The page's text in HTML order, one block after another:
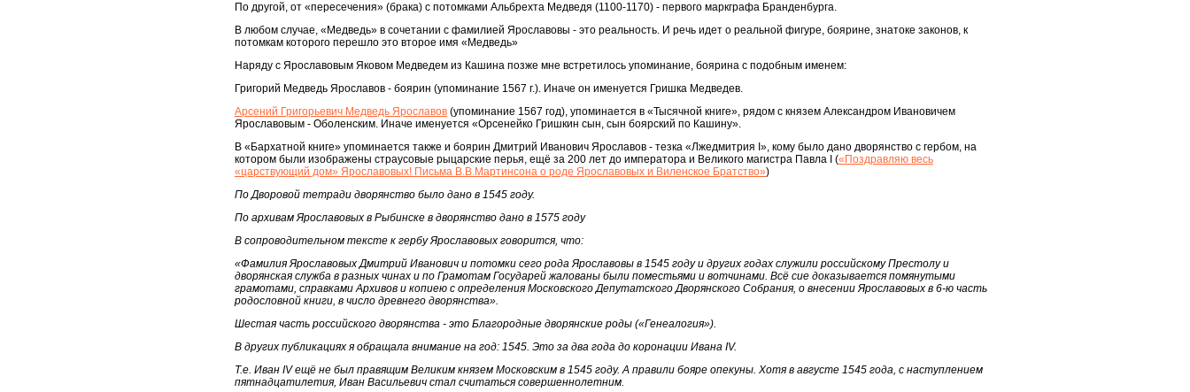
По другой, от «пересечения» (брака) с потомками Альбрехта Медведя (1100-1170) - первого маркграфа Бранденбурга.
В любом случае, «Медведь» в сочетании с фамилией Ярославовы - это реальность. И речь идет о реальной фигуре, боярине, знатоке законов, к
потомкам которого перешло это второе имя «Медведь»
Наряду с Ярославовым Яковом Медведем из Кашина позже мне встретилось упоминание, боярина с подобным именем:
Григорий Медведь Ярославов - боярин (упоминание 1567 г.). Иначе он именуется Гришка Медведев.
Арсений Григорьевич Медведь Ярославов (упоминание 1567 год), упоминается в «Тысячной книге», рядом с князем Александром Ивановичем
Ярославовым - Оболенским. Иначе именуется «Орсенейко Гришкин сын, сын боярский по Кашину».
В «Бархатной книге» упоминается также и боярин Дмитрий Иванович Ярославов - тезка «Лжедмитрия I», кому было дано дворянство с гербом, на
котором были изображены страусовые рыцарские перья, ещё за 200 лет до императора и Великого магистра Павла I («Поздравляю весь
«царствующий дом» Ярославовых! Письма В.В.Мартинсона о роде Ярославовых и Виленское Братство»)
По Дворовой тетради дворянство было дано в 1545 году.
По архивам Ярославовых в Рыбинске в дворянство дано в 1575 году
В сопроводительном тексте к гербу Ярославовых говорится, что:
«Фамилия Ярославовых Дмитрий Иванович и потомки сего рода Ярославовы в 1545 году и других годах служили российскому Престолу и
дворянская служба в разных чинах и по Грамотам Государей жалованы были поместьями и вотчинами. Всё сие доказывается помянутыми
грамотами, справками Архивов и копиею с определения Московского Депутатского Дворянского Собрания, о внесении Ярославовых в 6-ю часть
родословной книги, в число древнего дворянства».
Шестая часть российского дворянства - это Благородные дворянские роды («Генеалогия»).
В других публикациях я обращала внимание на год: 1545. Это за два года до коронации Ивана IV.
Т.е. Иван IV ещё не был правящим Великим князем Московским в 1545 году. А правили бояре опекуны. Хотя в августе 1545 года, с наступлением
пятнадцатилетия, Иван Васильевич стал считаться совершеннолетним.